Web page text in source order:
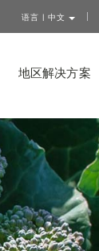
语言 | 中文
地区解决方案